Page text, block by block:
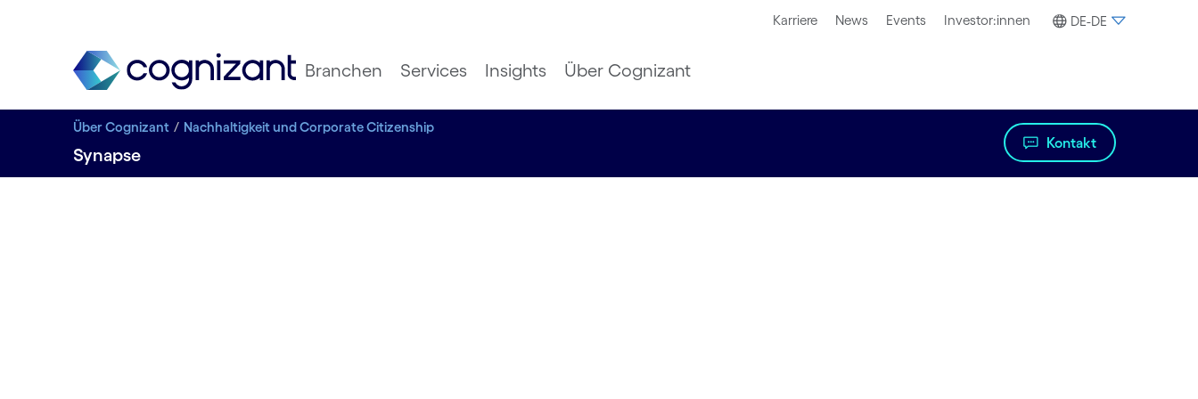
Karriere News Events Investor:innen DE-DE
Branchen Services Insights Über Cognizant
Über Cognizant Nachhaltigkeit und Corporate Citizenship
Synapse
Kontakt